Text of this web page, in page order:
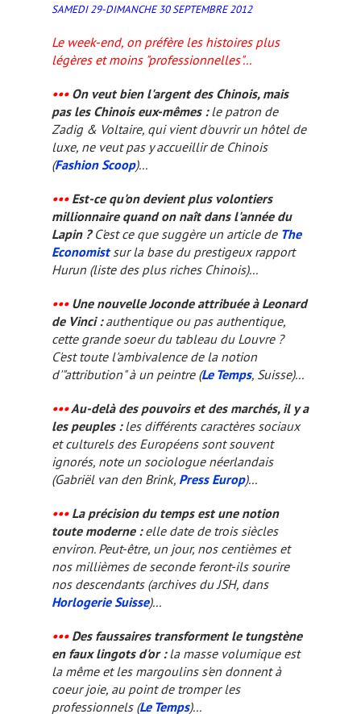
SAMEDI 29-DIMANCHE 30 SEPTEMBRE 2012
Le week-end, on préfère les histoires plus
légères et moins "professionnelles"...
•••On veut bien l'argent des Chinois, mais
pas les Chinois eux-mêmes :le patron de
Zadig & Voltaire, qui vient d'ouvrir un hôtel de
luxe, ne veut pas y accueillir de Chinois
(Fashion Scoop)...
•••Est-ce qu'on devient plus volontiers
millionnaire quand on naît dans l'année du
Lapin ? C'est ce que suggère un article de The
Economistsur la base du prestigeux rapport
Hurun (liste des plus riches Chinois)...
•••Une nouvelle Joconde attribuée à Leonard
de Vinci :authentique ou pas authentique,
cette grande soeur du tableau du Louvre ?
C'est toute l'ambivalence de la notion
d'"attribution" à un peintre (Le Temps, Suisse)...
•••Au-delà des pouvoirs et des marchés, il y a
les peuples :les différents caractères sociaux
et culturels des Européens sont souvent
ignorés, note un sociologue néerlandais
(Gabriël van den Brink, Press Europ)...
•••La précision du temps est une notion
toute moderne :elle date de trois siècles
environ. Peut-être, un jour, nos centièmes et
nos millièmes de seconde feront-ils sourire
nos descendants (archives du JSH, dans
Horlogerie Suisse)...
•••Des faussaires transforment le tungstène
en faux lingots d'or :la masse volumique est
la même et les margoulins s'en donnent à
coeur joie, au point de tromper les
professionnels (Le Temps)...